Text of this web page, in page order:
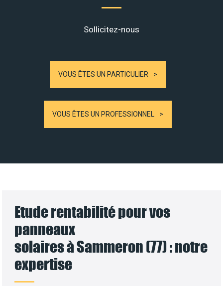
Sollicitez-nous
VOUS ÊTES UN PARTICULIER
VOUS ÊTES UN PROFESSIONNEL
Etude rentabilité pour vos
panneaux
solaires à Sammeron (77) : notre
expertise